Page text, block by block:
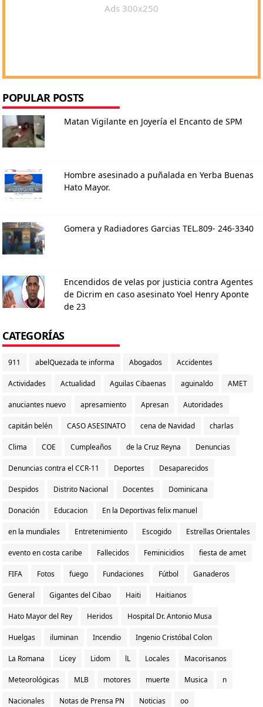
Ads 300x250
POPULAR POSTS
Matan Vigilante en Joyería el Encanto de SPM
Hombre asesinado a puñalada en Yerba Buenas
Hato Mayor.
Gomera y Radiadores Garcias TEL.809- 246-3340
Encendidos de velas por justicia contra Agentes
de Dicrim en caso asesinato Yoel Henry Aponte
de 23
CATEGORÍAS
911 abelQuezada te informa Abogados Accidentes
Actividades Actualidad Aguilas Cibaenas aguinaldo AMET
anuciantes nuevo apresamiento Apresan Autoridades
capitán belén CASO ASESINATO cena de Navidad charlas
Clima COE Cumpleaños de la Cruz Reyna Denuncias
Denuncias contra el CCR-11 Deportes Desaparecidos
Despidos Distrito Nacional Docentes Dominicana
Donación Educacion En la Deportivas felix manuel
en la mundiales Entretenimiento Escogido Estrellas Orientales
evento en costa caribe Fallecidos Feminicidios fiesta de amet
FIFA Fotos fuego Fundaciones Fútbol Ganaderos
General Gigantes del Cibao Haiti Haitianos
Hato Mayor del Rey Heridos Hospital Dr. Antonio Musa
Huelgas iluminan Incendio Ingenio Cristóbal Colon
La Romana Licey Lidom lL Locales Macorisanos
Meteorológicas MLB motores muerte Musica n
Nacionales Notas de Prensa PN Noticias oo